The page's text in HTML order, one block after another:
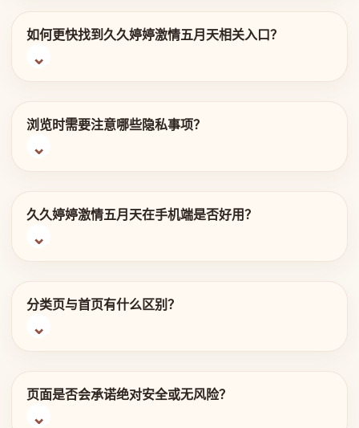
如何更快找到久久婷婷激情五月天相关入口？
浏览时需要注意哪些隐私事项？
久久婷婷激情五月天在手机端是否好用？
分类页与首页有什么区别？
页面是否会承诺绝对安全或无风险？